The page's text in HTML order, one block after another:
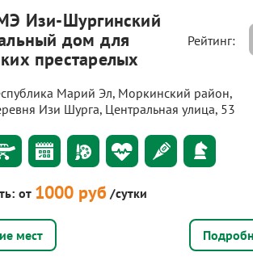
Изи-Шургинский
дом для
престарелых
Рейтинг:
Марий Эл, Моркинский район,
Изи Шурга, Центральная улица, 53
от 1000 руб /сутки